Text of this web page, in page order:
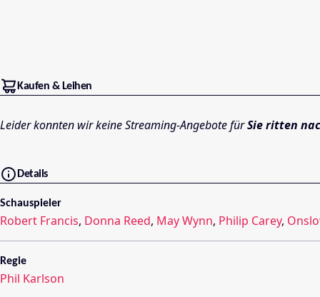
Kaufen & Leihen
Leider konnten wir keine Streaming-Angebote fürSie ritten
Details
Schauspieler
Robert Francis, Donna Reed, May Wynn, Philip Carey,
Regie
Phil Karlson